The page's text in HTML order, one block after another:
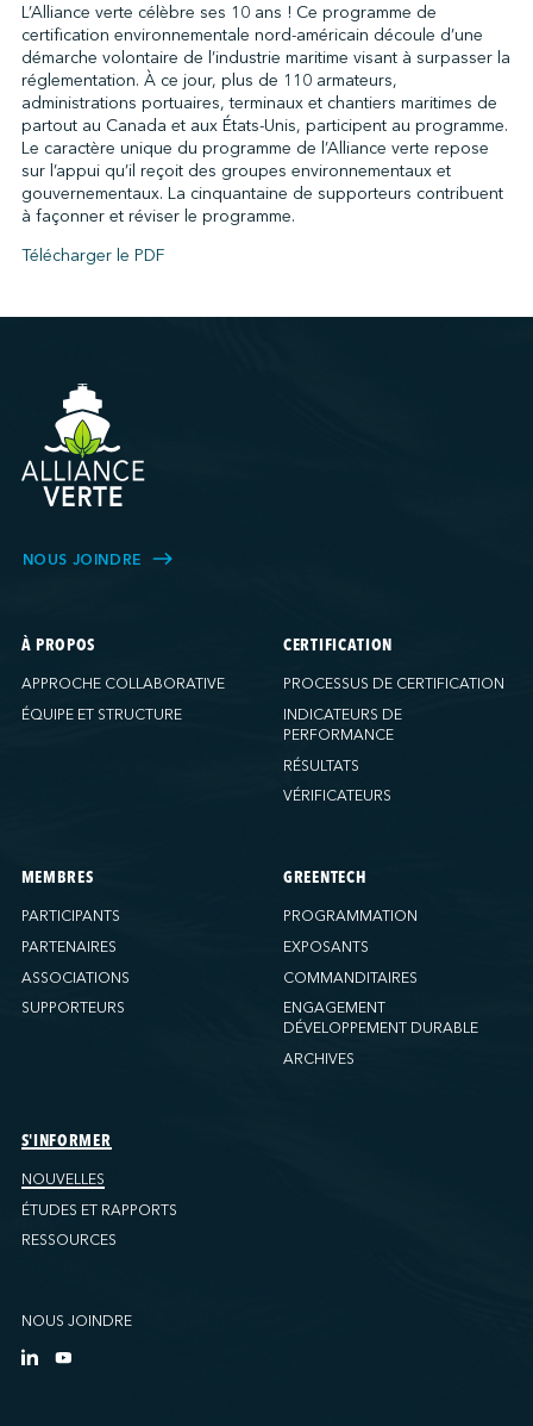
L’Alliance verte célèbre ses 10 ans ! Ce programme de
certification environnementale nord-américain découle d’une
démarche volontaire de l’industrie maritime visant à surpasser la
réglementation. À ce jour, plus de 110 armateurs,
administrations portuaires, terminaux et chantiers maritimes de
partout au Canada et aux États-Unis, participent au programme.
Le caractère unique du programme de l’Alliance verte repose
sur l’appui qu’il reçoit des groupes environnementaux et
gouvernementaux. La cinquantaine de supporteurs contribuent
à façonner et réviser le programme.
Télécharger le PDF
NOUS JOINDRE
À PROPOS
APPROCHE COLLABORATIVE
ÉQUIPE ET STRUCTURE
CERTIFICATION
PROCESSUS DE CERTIFICATION
INDICATEURS DE
PERFORMANCE
RÉSULTATS
VÉRIFICATEURS
MEMBRES
PARTICIPANTS
PARTENAIRES
ASSOCIATIONS
SUPPORTEURS
GREENTECH
PROGRAMMATION
EXPOSANTS
COMMANDITAIRES
ENGAGEMENT
DÉVELOPPEMENT DURABLE
ARCHIVES
S'INFORMER
NOUVELLES
ÉTUDES ET RAPPORTS
RESSOURCES
NOUS JOINDRE